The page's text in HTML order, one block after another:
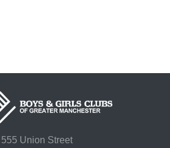
555 Union Street